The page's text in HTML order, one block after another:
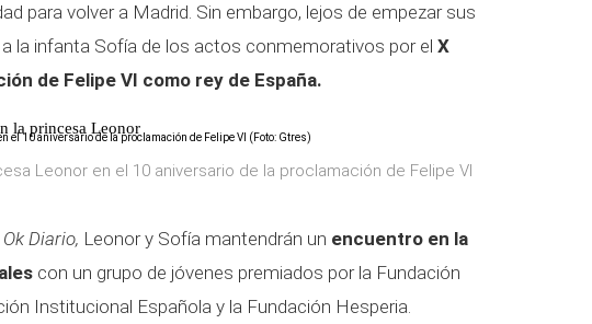
para volver a Madrid. Sin embargo, lejos de empezar sus
la infanta Sofía de los actos conmemorativos por el X
de Felipe VI como rey de España.
la princesa Leonor
Leonor en el 10 aniversario de la proclamación de Felipe VI
Ok Diario, Leonor y Sofía mantendrán un encuentro en la
con un grupo de jóvenes premiados por la Fundación
Institucional Española y la Fundación Hesperia.